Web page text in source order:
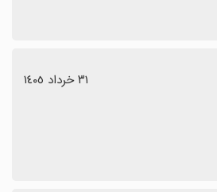
٣١ خرداد ١٤٠٥